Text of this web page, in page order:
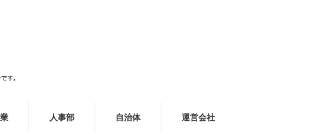
人事部 自治体 運営会社